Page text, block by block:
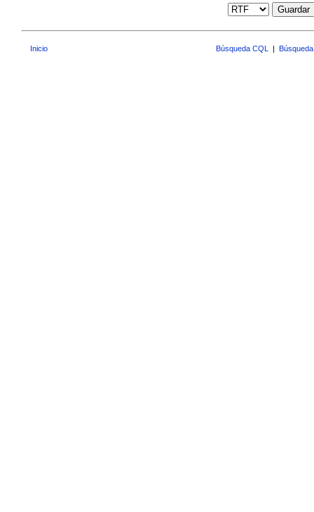
Guardar
Inicio Búsqueda CQL